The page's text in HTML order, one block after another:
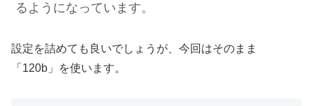
るようになっています。
設定を詰めても良いでしょうが、今回はそのまま
「120b」を使います。